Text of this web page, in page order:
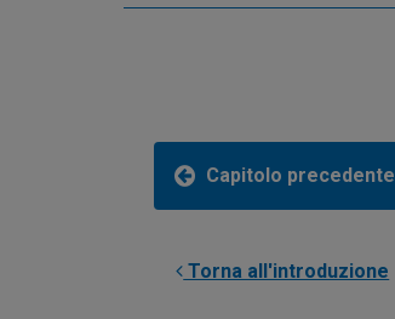
Capitolo precedente
Torna all'introduzione